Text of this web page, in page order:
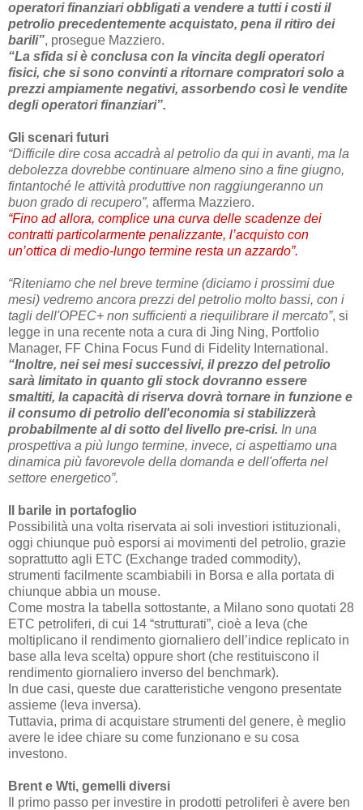
operatori finanziari obbligati a vendere a tutti i costi il
petrolio precedentemente acquistato, pena il ritiro dei
barili”, prosegue Mazziero.
“La sfida si è conclusa con la vincita degli operatori
fisici, che si sono convinti a ritornare compratori solo a
prezzi ampiamente negativi, assorbendo così le vendite
degli operatori finanziari”.
Gli scenari futuri
“Difficile dire cosa accadrà al petrolio da qui in avanti, ma la
debolezza dovrebbe continuare almeno sino a fine giugno,
fintantoché le attività produttive non raggiungeranno un
buon grado di recupero”, afferma Mazziero.
“Fino ad allora, complice una curva delle scadenze dei
contratti particolarmente penalizzante, l’acquisto con
un’ottica di medio-lungo termine resta un azzardo”.
“Riteniamo che nel breve termine (diciamo i prossimi due
mesi) vedremo ancora prezzi del petrolio molto bassi, con i
tagli dell'OPEC+ non sufficienti a riequilibrare il mercato”, si
legge in una recente nota a cura di Jing Ning, Portfolio
Manager, FF China Focus Fund di Fidelity International.
“Inoltre, nei sei mesi successivi, il prezzo del petrolio
sarà limitato in quanto gli stock dovranno essere
smaltiti, la capacità di riserva dovrà tornare in funzione e
il consumo di petrolio dell'economia si stabilizzerà
probabilmente al di sotto del livello pre-crisi. In una
prospettiva a più lungo termine, invece, ci aspettiamo una
dinamica più favorevole della domanda e dell'offerta nel
settore energetico”.
Il barile in portafoglio
Possibilità una volta riservata ai soli investiori istituzionali,
oggi chiunque può esporsi ai movimenti del petrolio, grazie
soprattutto agli ETC (Exchange traded commodity),
strumenti facilmente scambiabili in Borsa e alla portata di
chiunque abbia un mouse.
Come mostra la tabella sottostante, a Milano sono quotati 28
ETC petroliferi, di cui 14 “strutturati”, cioè a leva (che
moltiplicano il rendimento giornaliero dell’indice replicato in
base alla leva scelta) oppure short (che restituiscono il
rendimento giornaliero inverso del benchmark).
In due casi, queste due caratteristiche vengono presentate
assieme (leva inversa).
Tuttavia, prima di acquistare strumenti del genere, è meglio
avere le idee chiare su come funzionano e su cosa
investono.
Brent e Wti, gemelli diversi
Il primo passo per investire in prodotti petroliferi è avere ben